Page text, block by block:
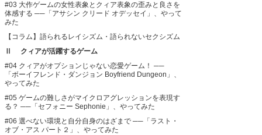
#03 大作ゲームの女性表象とクィア表象の歪みと良さを
体感する ──「アサシン クリード オデッセイ」、やって
みた
【コラム】語られるレイシズム・語られないセクシズム
Ⅱ クィアが活躍するゲーム
#04 クィアがオプションじゃない恋愛ゲーム！ ──
「ボーイフレンド・ダンジョン Boyfriend Dungeon」、
やってみた
#05 ゲームの難しさがマイクロアグレッションを表現す
る？ ──「セフォニー Sephonie」、やってみた
#06 選べない環境と自分自身のはざまで ──「ラスト・
オブ・アス パート２」、やってみた